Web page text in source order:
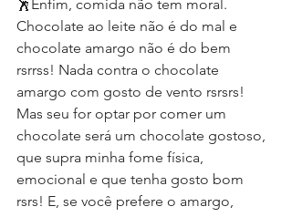
🕺Enfim, comida não tem moral.
Chocolate ao leite não é do mal e
chocolate amargo não é do bem
rsrrss! Nada contra o chocolate
amargo com gosto de vento rsrsrs!
Mas seu for optar por comer um
chocolate será um chocolate gostoso,
que supra minha fome física,
emocional e que tenha gosto bom
rsrs! E, se você prefere o amargo,